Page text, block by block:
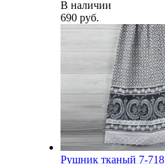
В наличии
690 руб.
Рушник тканый 7-718